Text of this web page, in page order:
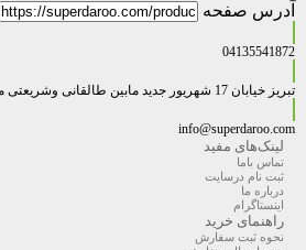
آدرس صفحه
04135541872
تبریز خیابان 17 شهریور جدید مابین طالقانی وشریعتی مجتمع کسری داروخانه دکتر نایبی
info@superdaroo.com
لینک‌های مفید
تماس باما
ثبت نام درسایت
درباره ما
اینستاگرام
راهنمای خرید
نحوه ثبت سفارش